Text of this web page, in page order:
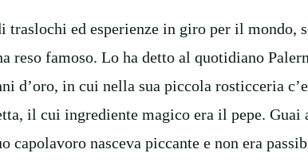
traslochi ed esperienze in giro per il mondo,
reso famoso. Lo ha detto al quotidiano
d’oro, in cui nella sua piccola rosticceria
il cui ingrediente magico era il pepe. Guai
capolavoro nasceva piccante e non era